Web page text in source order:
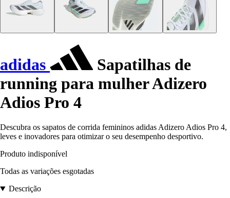
adidas
Sapatilhas de
running para mulher Adizero
Adios Pro 4
Descubra os sapatos de corrida femininos adidas Adizero Adios Pro 4,
leves e inovadores para otimizar o seu desempenho desportivo.
Produto indisponível
Todas as variações esgotadas
Descrição